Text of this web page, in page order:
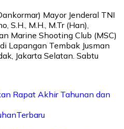
Mayor Jenderal TNI
S.H., M.H., M.Tr (Han),
Marine Shooting Club (MSC)
Lapangan Tembak Jusman
Jakarta Selatan. Sabtu
Terbaru